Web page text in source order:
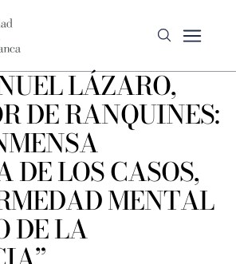
LÁZARO,
DE RANQUINES:
DE LOS CASOS,
MENTAL
DE LA